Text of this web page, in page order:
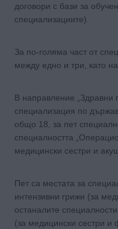
договори с бази за
специализациите).
За по-голяма част от
между едно и три, като
В направление „Здравни
специализация по
общо 18, за пет
специалността
медицински сестри и
Пет са местата за
интензивни грижи (за
останалите
(за медицински сестри и